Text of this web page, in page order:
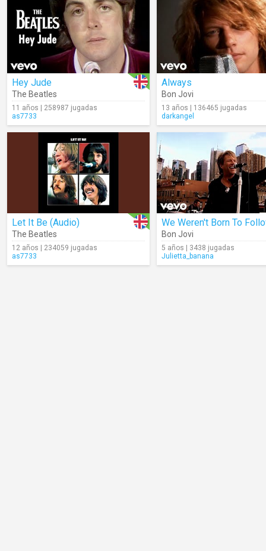
Hey Jude
The Beatles
11 años | 258987 jugadas
as7733
Always
Bon Jovi
13 años | 136465 jugadas
darkangel
Let It Be (Audio)
The Beatles
12 años | 234059 jugadas
as7733
We Weren't Born To
Bon Jovi
5 años | 3438 jugadas
Julietta_banana